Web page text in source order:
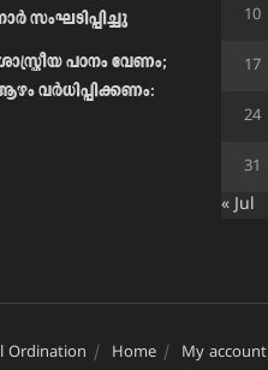
സംഘടിപ്പിച്ചു
പഠനം വേണം;
വര്‍ധിപ്പിക്കണം:
10
17
24
31
« Jul
Ordination Home My account